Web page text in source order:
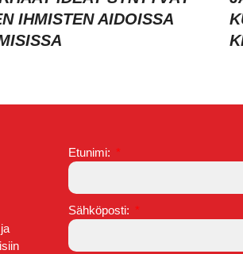
IHMISTEN AIDOISSA
Etunimi:
Sähköposti: